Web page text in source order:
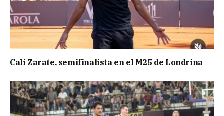
Cali Zarate, semifinalista en el M25 de Londrina